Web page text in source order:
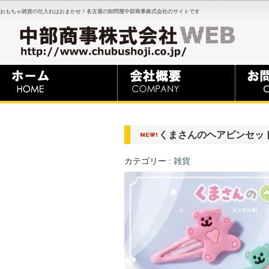
おもちゃ雑貨の仕入れはおまかせ！名古屋の卸問屋中部商事株式会社のサイトです
くまさんのヘアピンセッ
カテゴリー : 雑貨